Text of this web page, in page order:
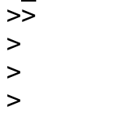
>>
>
>
>